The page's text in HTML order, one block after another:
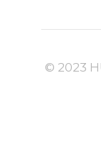
© 2023